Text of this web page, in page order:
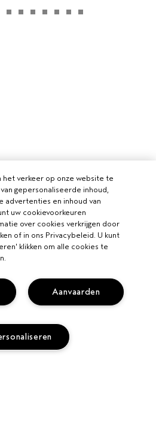
het verkeer op onze website te
gepersonaliseerde inhoud,
advertenties en inhoud van
uw cookievoorkeuren
over cookies verkrijgen door
of in ons Privacybeleid. U kunt
klikken om alle cookies te
Aanvaarden